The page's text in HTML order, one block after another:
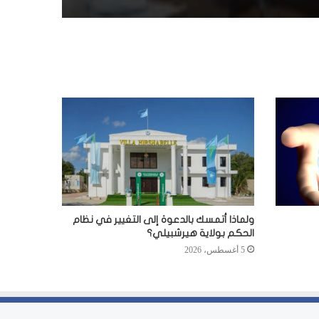
ولماذا أتمسك بالدعوة إلى التغيير في نظام
الحكم بولاية هيرشبيلي؟
5 أغسطس، 2026